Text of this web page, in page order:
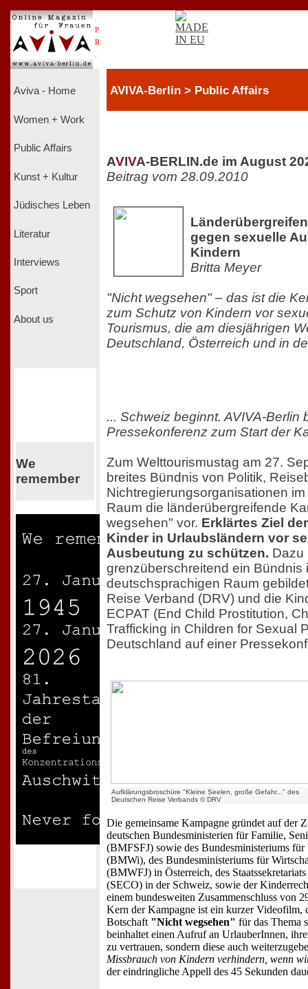
P
R
Aviva - Home
Women + Work
Public Affairs
Kunst + Kultur
Jüdisches Leben
Literatur
Interviews
Sport
About us
We
remember
AVIVA-Berlin > Public Affairs
AVIVA-BERLIN.de im August
Beitrag vom 28.09.2010
gegen sexuelle
Kindern
Britta Meyer
"Nicht wegsehen" – das ist die
zum Schutz von Kindern vor
Tourismus, die am diesjährigen
Deutschland, Österreich und in
... Schweiz beginnt. AVIVA-Berlin
Pressekonferenz zum Start der
Zum Welttourismustag am 27.
breites Bündnis von Politik,
Nichtregierungsorganisationen
Raum die länderübergreifende
wegsehen" vor. Erklärtes Ziel
Kinder in Urlaubsländern vor
Ausbeutung zu schützen. Dazu
grenzüberschreitend ein Bündnis
deutschsprachigen Raum
Reise Verband (DRV) und die
ECPAT (End Child Prostitution,
Trafficking in Children for Sexual
Deutschland auf einer
Aufklärungsbroschüre "Kleine Seelen, große Gefahr..." des
Deutschen Reise Verbands © DRV
Die gemeinsame Kampagne gründet auf der
deutschen Bundesministerien für Familie,
(BMFSFJ) sowie des Bundesministeriums
(BMWi), des Bundesministeriums für
(BMWFJ) in Österreich, des
(SECO) in der Schweiz, sowie der
einem bundesweiten Zusammenschluss von
Kern der Kampagne ist ein kurzer Videofilm,
Botschaft "Nicht wegsehen" für das Thema
beinhaltet einen Aufruf an UrlauberInnen,
zu vertrauen, sondern diese auch
Missbrauch von Kindern verhindern, wenn
der eindringliche Appell des 45 Sekunden